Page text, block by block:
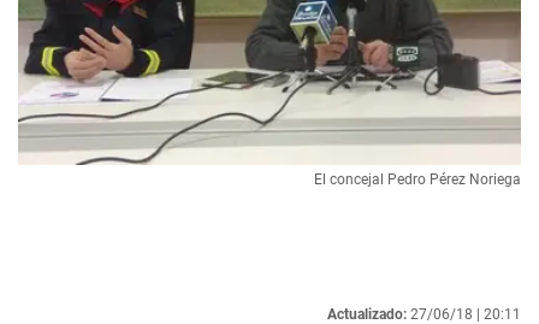
El concejal Pedro Pérez Noriega
Actualizado: 27/06/18 | 20:11